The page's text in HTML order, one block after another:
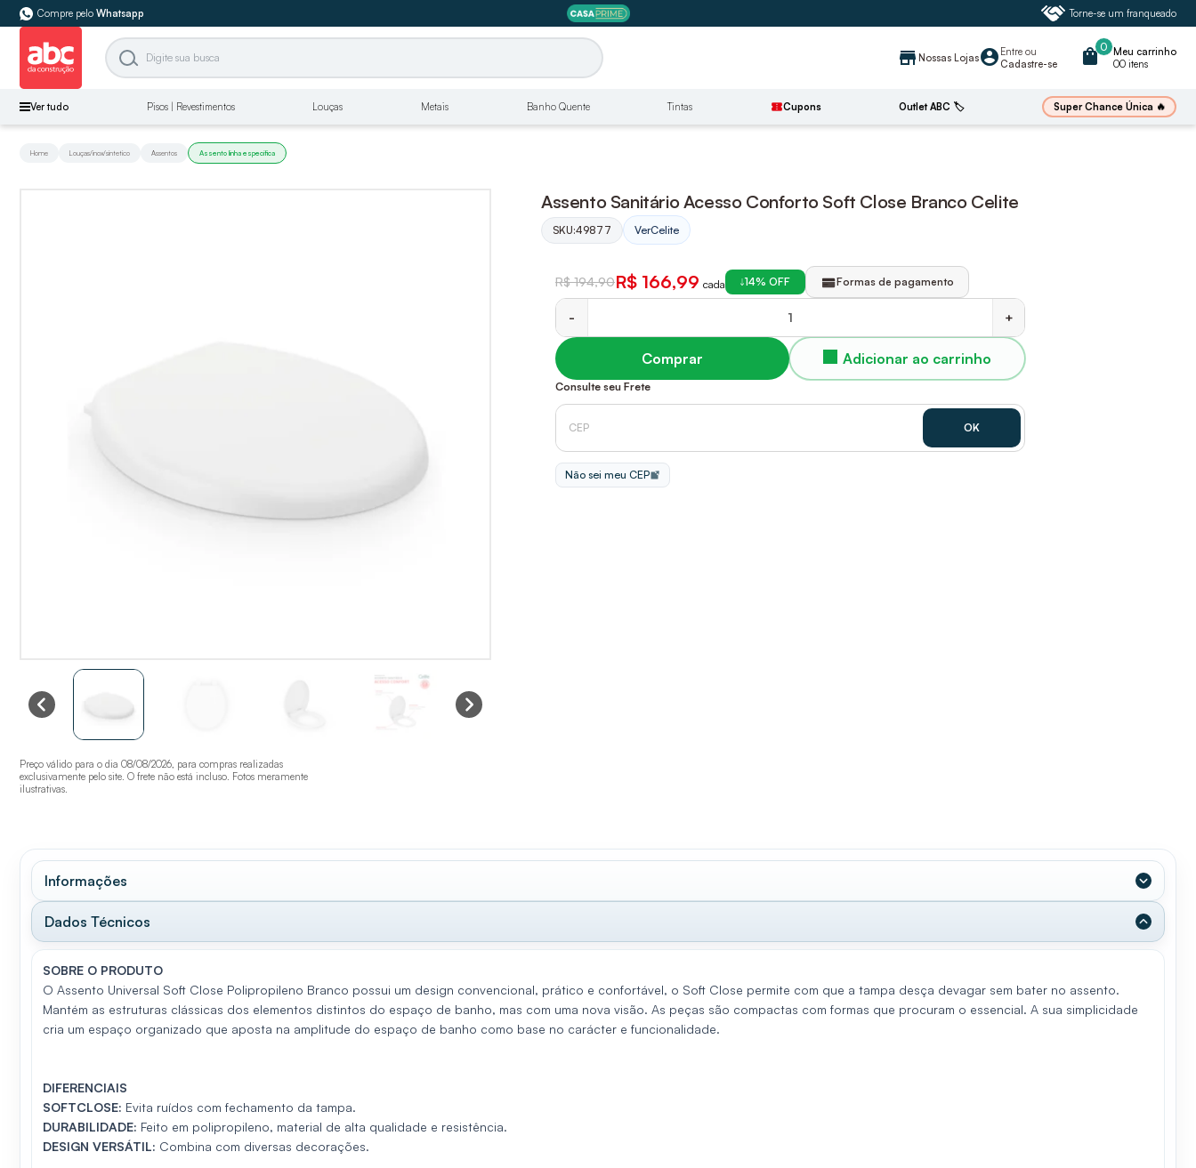
Compre pelo Whatsapp Torne-se um franqueado
store Nossas Lojasaccount_circle Entre ou
Cadastre-se
0
shopping_bag
Meu carrinho
00 itens
Ver tudo Pisos | Revestimentos Louças Metais Banho Quente Tintas confirmation_numberCupons Outlet ABC 🏷️ Super Chance Única 🔥
Home Louças/inox/sintetico Assentos Assento linha especifica
Assento Sanitário Acesso Conforto Soft Close Branco Celite
SKU:49877 VerCelite
Preço válido para o dia 08/08/2026, para compras realizadas
exclusivamente pelo site. O frete não está incluso. Fotos meramente
ilustrativas.
R$ 194,90R$ 166,99 cada 14% OFF Formas de pagamento
- +
Comprar Adicionar ao carrinho
Consulte seu Frete
Não sei meu CEP
Informações
Dados Técnicos
SOBRE O PRODUTO
O Assento Universal Soft Close Polipropileno Branco possui um design convencional, prático e confortável, o Soft Close permite com que a tampa desça devagar sem bater no assento.
Mantém as estruturas clássicas dos elementos distintos do espaço de banho, mas com uma nova visão. As peças são compactas com formas que procuram o essencial. A sua simplicidade
cria um espaço organizado que aposta na amplitude do espaço de banho como base no carácter e funcionalidade.
DIFERENCIAIS
SOFTCLOSE: Evita ruídos com fechamento da tampa.
DURABILIDADE: Feito em polipropileno, material de alta qualidade e resistência.
DESIGN VERSÁTIL: Combina com diversas decorações.